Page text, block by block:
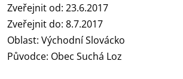
Zveřejnit od: 23.6.2017
Zveřejnit do: 8.7.2017
Oblast: Východní Slovácko
Původce: Obec Suchá Loz